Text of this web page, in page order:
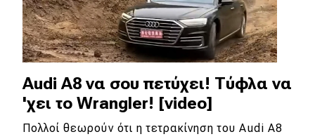
Audi A8 να σου πετύχει! Τύφλα να
'χει το Wrangler! [video]
Πολλοί θεωρούν ότι η τετρακίνηση του Audi A8